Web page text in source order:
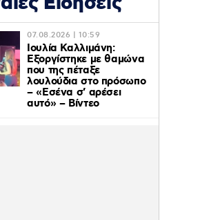
07.08.2026 | 10:59
Ιουλία Καλλιμάνη:
Εξοργίστηκε με θαμώνα
που της πέταξε
λουλούδια στο πρόσωπο
– «Εσένα σ’ αρέσει
αυτό» – Βίντεο